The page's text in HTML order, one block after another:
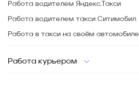
Работа водителем Яндекс.Такси
Работа водителем такси Ситимобил
Работа в такси на своём автомобиле
Работа курьером